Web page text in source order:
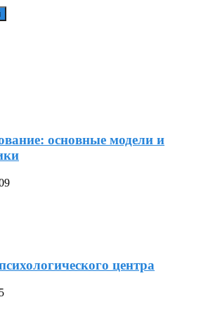
основные модели и
центра